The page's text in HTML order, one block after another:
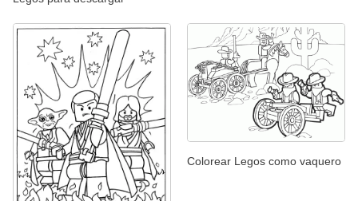
Colorear Legos como vaquero